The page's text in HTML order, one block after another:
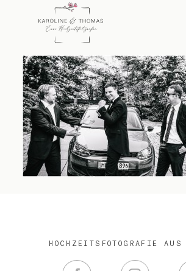
HOCHZEITSFOTOGRAFIE AUS
home
Hochzeit
das besondere
Kontakt